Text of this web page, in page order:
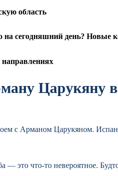
область
сегодняшний день? Новые
Царукяну в
с Арманом Царукяном.
— это что-то невероятное.